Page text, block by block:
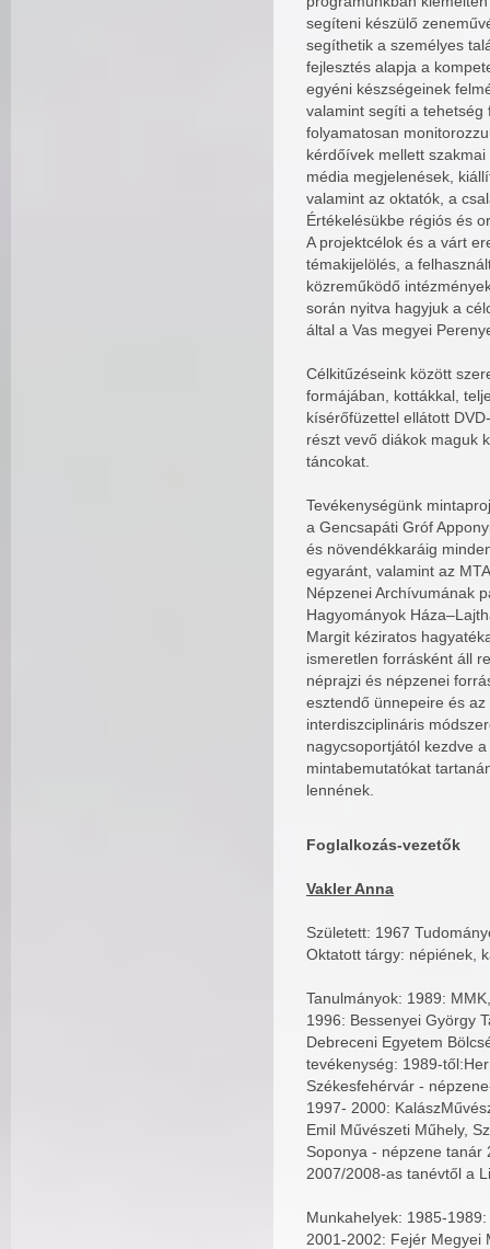
segíteni készülő
segíthetik a személyes
fejlesztés alapja a
egyéni készségeinek
valamint segíti a tehetség
folyamatosan
kérdőívek mellett
média megjelenések,
valamint az oktatók, a
Értékelésükbe régiós és
A projektcélok és a várt
témakijelölés, a
közreműködő
során nyitva hagyjuk a
által a Vas megyei
Célkitűzéseink között
formájában, kottákkal,
kísérőfüzettel ellátott
részt vevő diákok maguk
táncokat.
Tevékenységünk
a Gencsapáti Gróf
és növendékkaráig
egyaránt, valamint az
Népzenei Archívumának
Hagyományok
Margit kéziratos
ismeretlen forrásként áll
néprajzi és népzenei
esztendő ünnepeire és
interdiszciplináris
nagycsoportjától kezdve
mintabemutatókat
lennének.
Foglalkozás-vezetők
Vakler Anna
Született: 1967
Oktatott tárgy: népiének,
Tanulmányok: 1989:
1996: Bessenyei György
Debreceni Egyetem
tevékenység: 1989-
Székesfehérvár -
1997- 2000:
Emil Művészeti Műhely,
Soponya - népzene tanár
2007/2008-as tanévtől a
Munkahelyek: 1985-
2001-2002: Fejér Megyei